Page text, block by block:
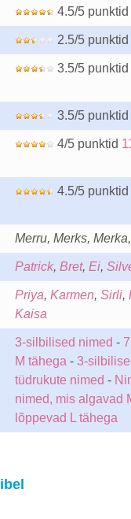
4.5/5 punktid
2.5/5 punktid
3.5/5 punktid
3.5/5 punktid
4/5 punktid
4.5/5 punktid
Merru, Merks,
Patrick, Bret, Ei,
Priya, Karmen, Sirli,
Kaisa
3-silbilised nimed -
M tähega - 3-
tüdrukute nimed -
nimed, mis algavad
lõppevad L tähega